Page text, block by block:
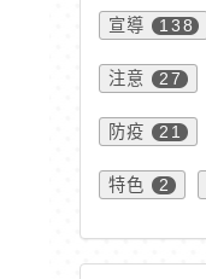
宣導 138
注意 27
防疫 21
特色 2